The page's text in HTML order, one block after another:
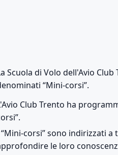
Scuola di Volo dell'Avio
“Mini-corsi”.
Club Trento ha
corsi” sono indirizzati
le loro